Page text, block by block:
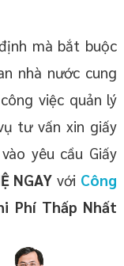
mà bắt buộc
nhà nước cung
việc quản lý
tư vấn xin giấy
yêu cầu Giấy
NGAY với Công
Phí Thấp Nhất